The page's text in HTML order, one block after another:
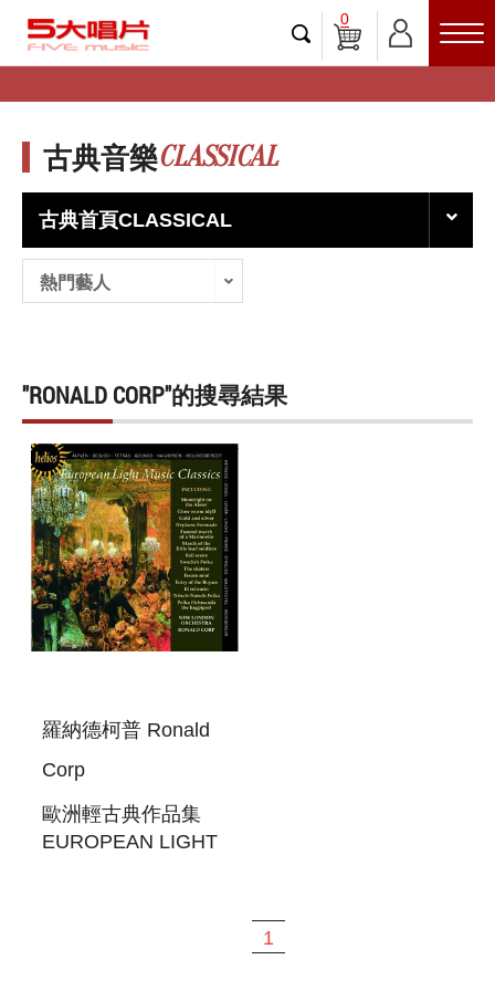
0
古典音樂CLASSICAL
古典首頁CLASSICAL
熱門藝人
"RONALD CORP"的搜尋結果
羅納德柯普 Ronald
Corp
歐洲輕古典作品集
EUROPEAN LIGHT
1